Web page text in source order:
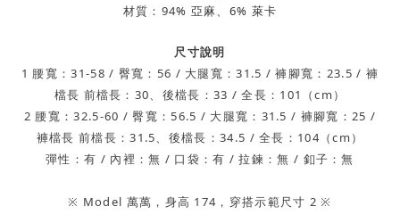
材質：94% 亞麻、6% 萊卡
尺寸說明
1 腰寬：31-58 / 臀寬：56 / 大腿寬：31.5 / 褲腳寬：23.5 / 褲
檔長 前檔長：30、後檔長：33 / 全長：101（cm）
2 腰寬：32.5-60 / 臀寬：56.5 / 大腿寬：31.5 / 褲腳寬：25 /
褲檔長 前檔長：31.5、後檔長：34.5 / 全長：104（cm）
彈性：有 / 內裡：無 / 口袋：有 / 拉鍊：無 / 釦子：無
※ Model 萬萬，身高 174，穿搭示範尺寸 2 ※